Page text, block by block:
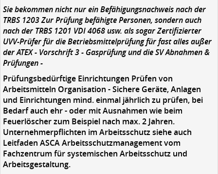
Sie bekommen nicht nur ein Befähigungsnachweis nach der
TRBS 1203 Zur Prüfung befähigte Personen, sondern auch
nach der TRBS 1201 VDI 4068 usw. als sogar Zertifizierter
UVV-Prüfer für die Betriebsmittelprüfung für fast alles außer
der ATEX - Vorschrift 3 - Gasprüfung und die SV Abnahmen &
Prüfungen -
Prüfungsbedürftige Einrichtungen Prüfen von
Arbeitsmitteln Organisation - Sichere Geräte, Anlagen
und Einrichtungen mind. einmal jährlich zu prüfen, bei
Bedarf auch ehr - oder mit Ausnahmen wie beim
Feuerlöscher zum Beispiel nach max. 2 Jahren.
Unternehmerpflichten im Arbeitsschutz siehe auch
Leitfaden ASCA Arbeitsschutzmanagement vom
Fachzentrum für systemischen Arbeitsschutz und
Arbeitsgestaltung.